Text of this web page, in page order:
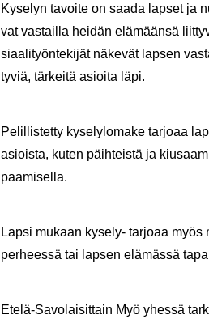
Ky­se­lyn ta­voi­te on saada lap­set ja
vat vas­tail­la hei­dän elä­mään­sä
si­aa­li­työn­te­ki­jät nä­ke­vät lap­sen
ty­viä, tär­kei­tä asioi­ta läpi.
Pe­lil­lis­tet­ty ky­se­ly­lo­ma­ke tar­jo­aa
asiois­ta, kuten päih­teis­tä ja
paa­mi­sel­la.
Lapsi mu­kaan kysely-​ tar­jo­aa
per­hees­sä tai lap­sen elä­mäs­sä
Etelä-​Savolaisittain Myö yhes­sä